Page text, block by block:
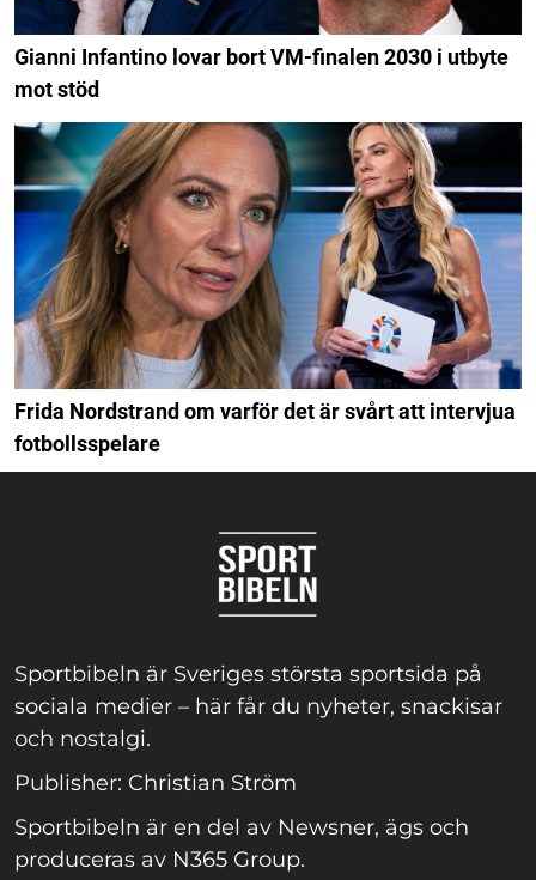
Gianni Infantino lovar bort VM-finalen 2030 i utbyte
mot stöd
Frida Nordstrand om varför det är svårt att intervjua
fotbollsspelare
Sportbibeln är Sveriges största sportsida på
sociala medier – här får du nyheter, snackisar
och nostalgi.
Publisher: Christian Ström
Sportbibeln är en del av Newsner, ägs och
produceras av N365 Group.